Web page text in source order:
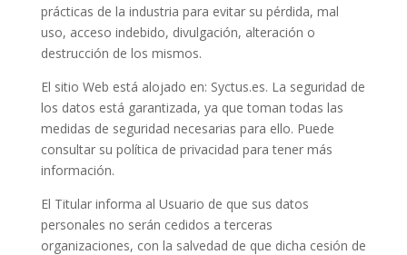
prácticas de la industria para evitar su pérdida, mal
uso, acceso indebido, divulgación, alteración o
destrucción de los mismos.
El sitio Web está alojado en: Syctus.es. La seguridad de
los datos está garantizada, ya que toman todas las
medidas de seguridad necesarias para ello. Puede
consultar su política de privacidad para tener más
información.
El Titular informa al Usuario de que sus datos
personales no serán cedidos a terceras
organizaciones, con la salvedad de que dicha cesión de